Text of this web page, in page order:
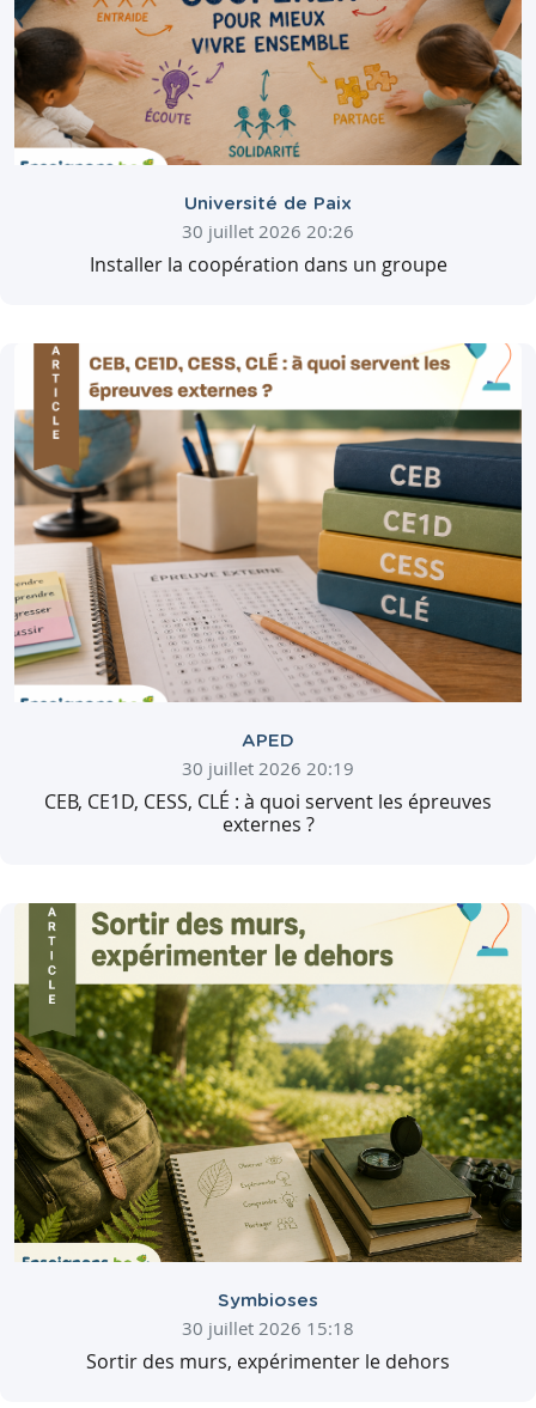
Université de Paix
30 juillet 2026 20:26
Installer la coopération dans un groupe
APED
30 juillet 2026 20:19
CEB, CE1D, CESS, CLÉ : à quoi servent les épreuves
externes ?
Symbioses
30 juillet 2026 15:18
Sortir des murs, expérimenter le dehors